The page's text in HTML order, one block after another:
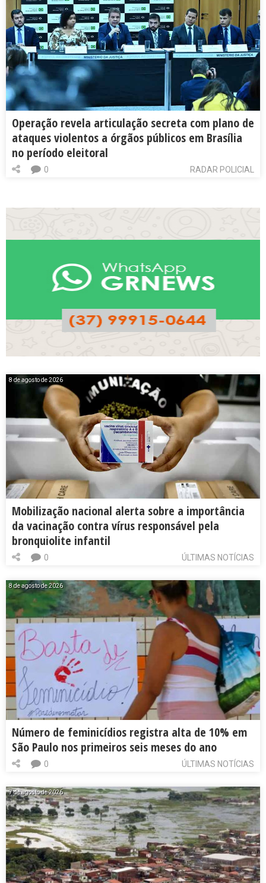
Operação revela articulação secreta com plano de
ataques violentos a órgãos públicos em Brasília
no período eleitoral
RADAR POLICIAL
0
8 de agosto de 2026
Mobilização nacional alerta sobre a importância
da vacinação contra vírus responsável pela
bronquiolite infantil
ÚLTIMAS NOTÍCIAS
0
8 de agosto de 2026
Número de feminicídios registra alta de 10% em
São Paulo nos primeiros seis meses do ano
ÚLTIMAS NOTÍCIAS
0
7 de agosto de 2026